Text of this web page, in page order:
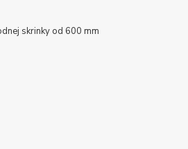
skrinky od 600 mm